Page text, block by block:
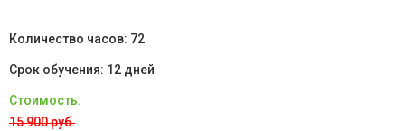
72
12 дней
15 900 руб.